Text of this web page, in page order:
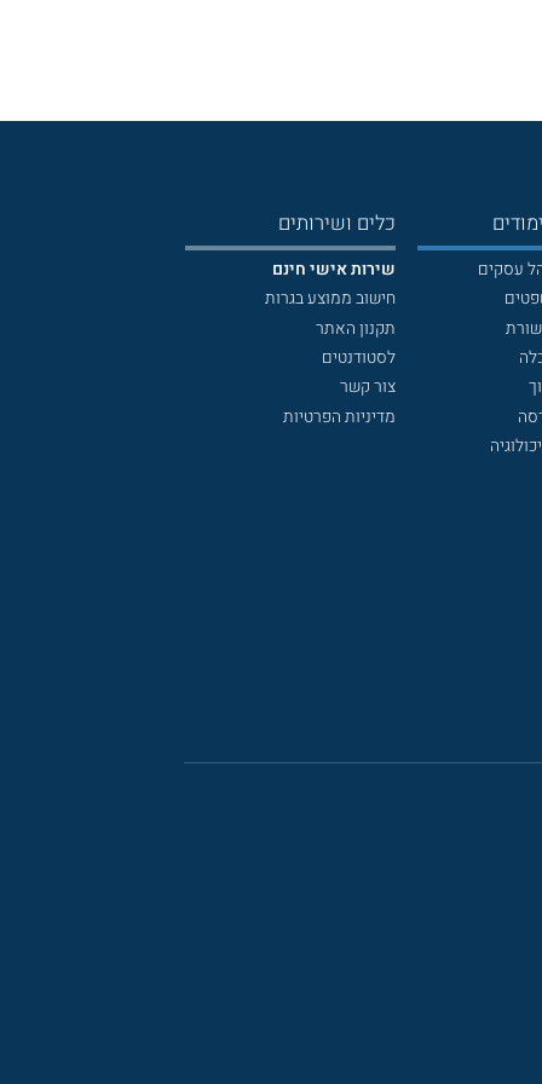
עסקים
כלים ושירותים
שירות אישי חינם
חישוב ממוצע בגרות
תקנון האתר
לסטודנטים
צור קשר
מדיניות הפרטיות